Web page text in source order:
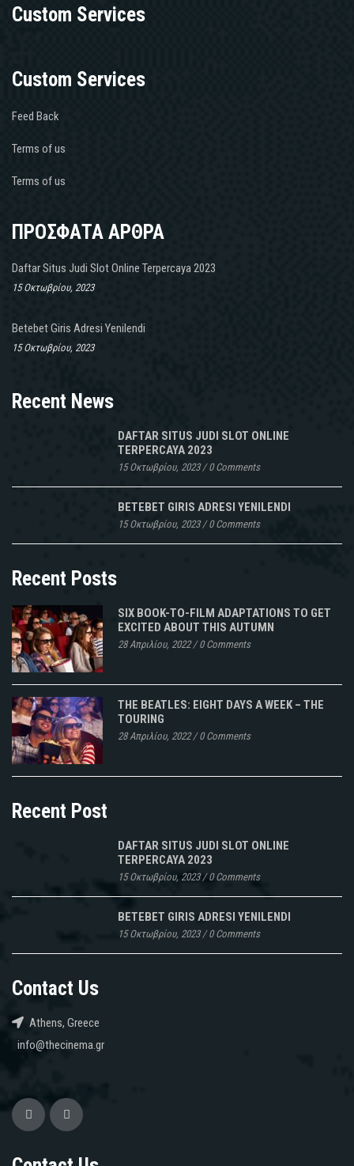
Custom Services
Custom Services
Feed Back
Terms of us
Terms of us
ΠΡΟΣΦΑΤΑ ΑΡΘΡΑ
Daftar Situs Judi Slot Online Terpercaya 2023
15 Οκτωβρίου, 2023
Betebet Giris Adresi Yenilendi
15 Οκτωβρίου, 2023
Recent News
DAFTAR SITUS JUDI SLOT ONLINE
TERPERCAYA 2023
15 Οκτωβρίου, 2023/0 Comments
BETEBET GIRIS ADRESI YENILENDI
15 Οκτωβρίου, 2023/0 Comments
Recent Posts
SIX BOOK-TO-FILM ADAPTATIONS TO GET
EXCITED ABOUT THIS AUTUMN
28 Απριλίου, 2022/0 Comments
THE BEATLES: EIGHT DAYS A WEEK – THE
TOURING
28 Απριλίου, 2022/0 Comments
Recent Post
DAFTAR SITUS JUDI SLOT ONLINE
TERPERCAYA 2023
15 Οκτωβρίου, 2023/0 Comments
BETEBET GIRIS ADRESI YENILENDI
15 Οκτωβρίου, 2023/0 Comments
Contact Us
Athens, Greece
info@thecinema.gr